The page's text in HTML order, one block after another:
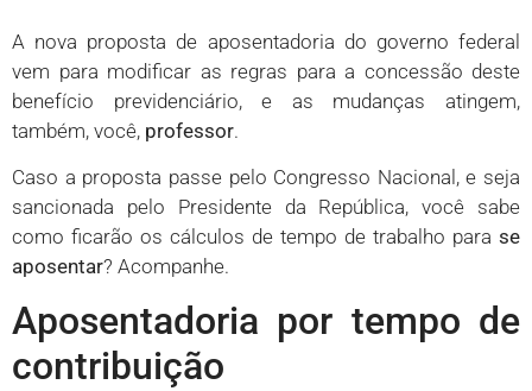
A nova proposta de aposentadoria do governo federal
vem para modificar as regras para a concessão deste
benefício previdenciário, e as mudanças atingem,
também, você, professor.
Caso a proposta passe pelo Congresso Nacional, e seja
sancionada pelo Presidente da República, você sabe
como ficarão os cálculos de tempo de trabalho para se
aposentar? Acompanhe.
Aposentadoria por tempo de
contribuição